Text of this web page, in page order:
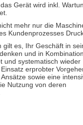
Gerät wird inkl.
mehr nur die
Kundenprozesses
gilt es, Ihr Geschäft in
und in
und systematisch wieder
erprobter
sowie eine
Nutzung von deren